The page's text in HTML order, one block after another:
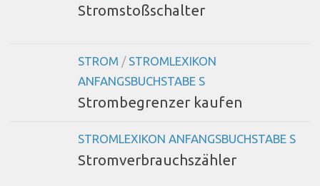
Stromstoßschalter
STROM / STROMLEXIKON
ANFANGSBUCHSTABE S
Strombegrenzer kaufen
STROMLEXIKON ANFANGSBUCHSTABE S
Stromverbrauchszähler